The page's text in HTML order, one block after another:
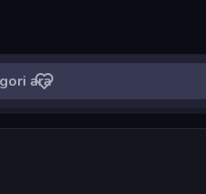
Altın Madencisi